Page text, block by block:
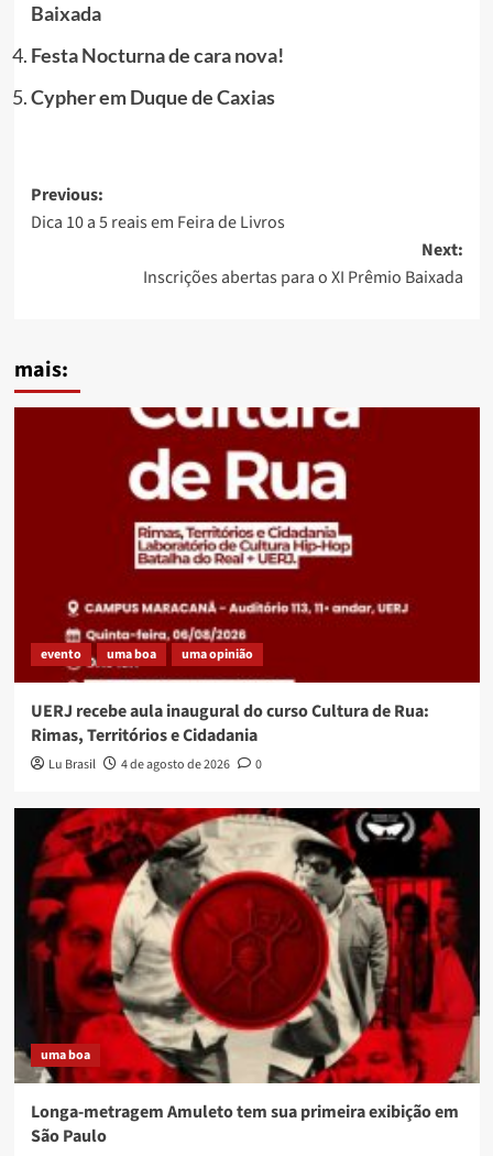
Baixada
Festa Nocturna de cara nova!
Cypher em Duque de Caxias
Post
navigation
Previous:
Dica 10 a 5 reais em Feira de Livros
Next:
Inscrições abertas para o XI Prêmio Baixada
mais:
evento uma boa uma opinião
UERJ recebe aula inaugural do curso Cultura de Rua:
Rimas, Territórios e Cidadania
Lu Brasil 4 de agosto de 2026 0
uma boa
Longa-metragem Amuleto tem sua primeira exibição em
São Paulo